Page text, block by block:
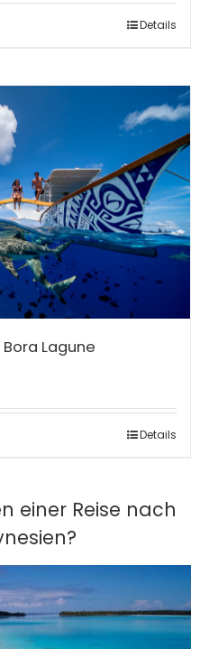
Details
Lagune
Details
einer Reise nach